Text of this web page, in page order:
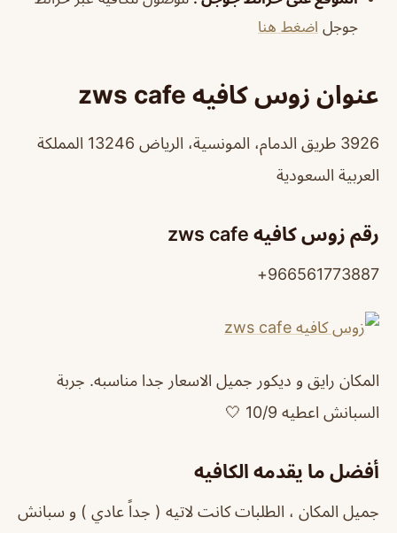
جوجل اضغط هنا
عنوان زوس كافيه zws cafe
3926 طريق الدمام، المونسية، الرياض 13246 المملكة
العربية السعودية
رقم زوس كافيه zws cafe
966561773887+
المكان رايق و ديكور جميل الاسعار جدا مناسبه. جربة
السبانش اعطيه 10/9 🤍
أفضل ما يقدمه الكافيه
جميل المكان ، الطلبات كانت لاتيه ( جداً عادي ) و سبانش